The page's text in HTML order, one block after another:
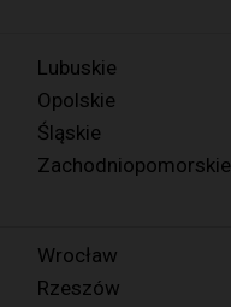
Lubuskie
Opolskie
Śląskie
Zachodniopomorskie
Wrocław
Rzeszów